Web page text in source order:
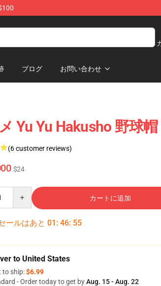
ブログ お問い合わせ
Yu Yu Hakusho 野球
(6 customer reviews)
$24
カートに追加
ールはあと 01 : 46: 54
to United States
to ship:$6.99
- Order today to get byAug. 15 - Aug. 22